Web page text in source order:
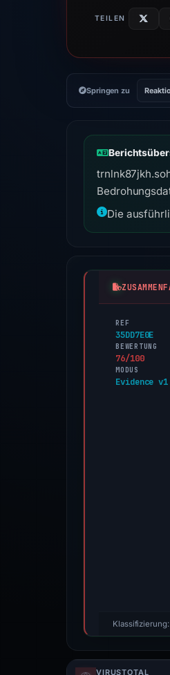
TEILEN
Springen zu
Die
REF
35DD7E0E
BEWERTUNG
76/100
MODUS
Evidence v1
Klassifizierung:
VIRUSTOTAL